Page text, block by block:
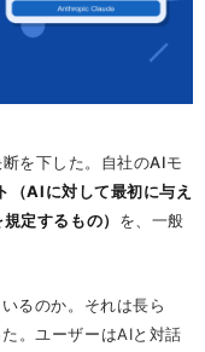
を下した。自社のAIモ
（AIに対して最初に与え
定するもの） を、一般
るのか。それは長ら
。ユーザーはAIと対話